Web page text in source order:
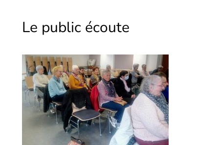
Le public écoute